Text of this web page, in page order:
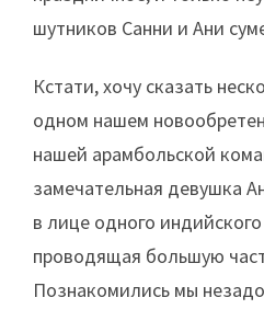
шутников Санни и Ани
Кстати, хочу сказать
одном нашем
нашей арамбольской
замечательная девушка
в лице одного
проводящая большую
Познакомились мы